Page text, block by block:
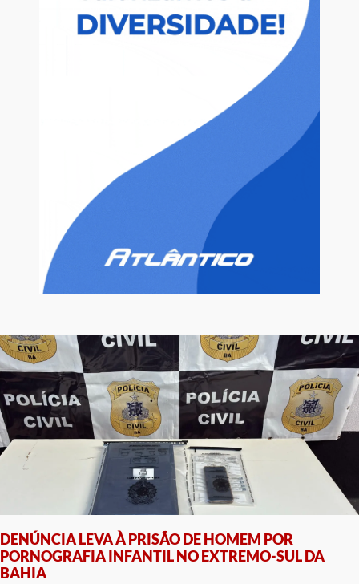
DENÚNCIA LEVA À PRISÃO DE HOMEM POR
PORNOGRAFIA INFANTIL NO EXTREMO-SUL DA
BAHIA